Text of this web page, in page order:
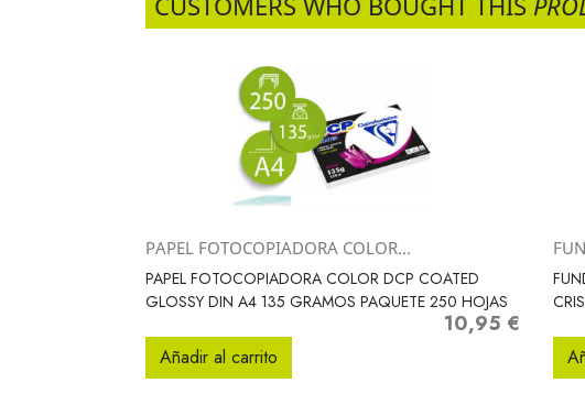
Vista rápida
PAPEL FOTOCOPIADORA COLOR...
PAPEL FOTOCOPIADORA COLOR DCP COATED
GLOSSY DIN A4 135 GRAMOS PAQUETE 250 HOJAS
Precio
10,95 €
Añadir al carrito